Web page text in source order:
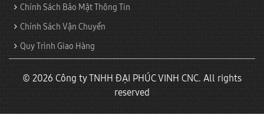
Chính Sách Bảo Mật Thông Tin
Chính Sách Vận Chuyển
Quy Trình Giao Hàng
© 2026 Công ty TNHH ĐẠI PHÚC VINH CNC. All rights
reserved